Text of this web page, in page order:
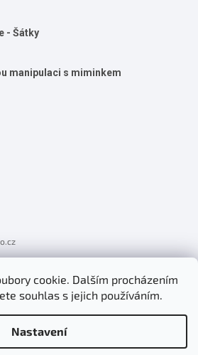
cookie. Dalším procházením
souhlas s jejich používáním.
Nastavení
- Šátky
manipulaci s miminkem